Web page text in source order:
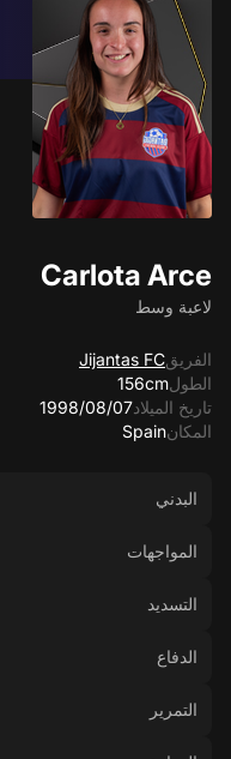
Carlota Arce
لاعبة وسط
الفريقJijantas FC
الطول156cm
تاريخ الميلاد07‏/08‏/1998
المكانSpain
البدني
المواجهات
التسديد
الدفاع
التمرير